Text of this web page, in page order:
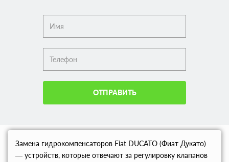
ОТПРАВИТЬ
Замена гидрокомпенсаторов Fiat DUCATO (Фиат Дукато)
— устройств, которые отвечают за регулировку клапанов